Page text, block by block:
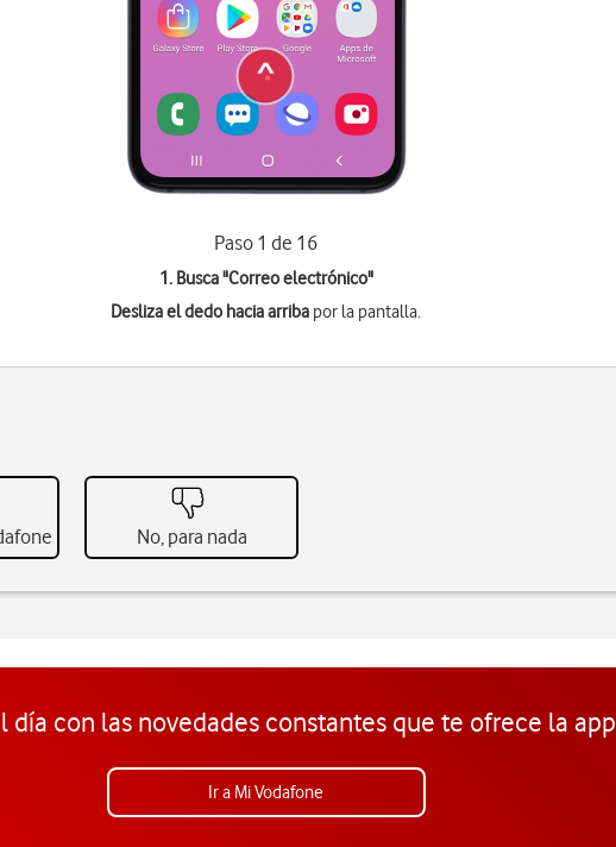
Paso 1 de 16
1. Busca "Correo electrónico"
Desliza el dedo hacia arriba por la pantalla.
No, para nada
día con las novedades constantes que te ofrece la app
Ir a Mi Vodafone